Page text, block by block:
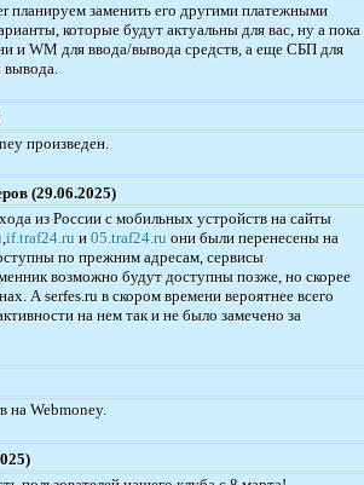
планируем заменить его другими платежными
которые будут актуальны для вас, ну а пока
и WM для ввода/вывода средств, а еще СБП для
вывода.
произведен.
(29.06.2025)
из России с мобильных устройств на сайты
,if.traf24.ru и 05.traf24.ru они были перенесены на
по прежним адресам, сервисы
возможно будут доступны позже, но скорее
А serfes.ru в скором времени вероятнее всего
на нем так и не было замечено за
на Webmoney.